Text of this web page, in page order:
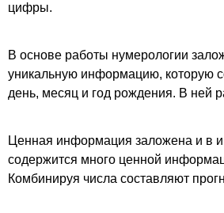
цифры.
В основе работы нумерологии
уникальную информацию, которую
день, месяц и год рождения. В ней
Ценная информация заложена и в
содержится много ценной
Комбинируя числа составляют